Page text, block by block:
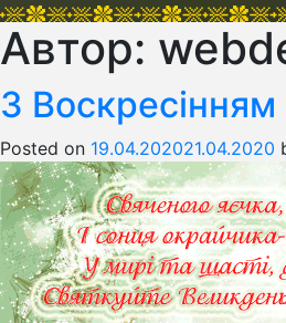
Автор:
З
Posted on 19.04.202021.04.2020